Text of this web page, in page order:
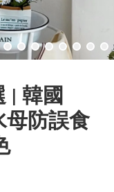
韓國
防誤食